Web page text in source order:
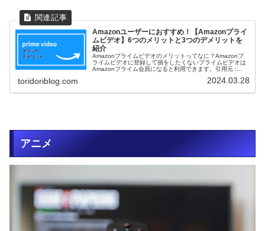
Amazonユーザーにおすすめ！【Amazonプライ
ムビデオ】6つのメリットと3つのデメリットを
紹介
Amazonプライムビデオのメリットってなに？Amazonプ
ライムビデオに登録して損をしたくないプライムビデオは
Amazonプライム会員になると利用できます。引用元 :
toridoriblog.com 2024.03.28
アニメ